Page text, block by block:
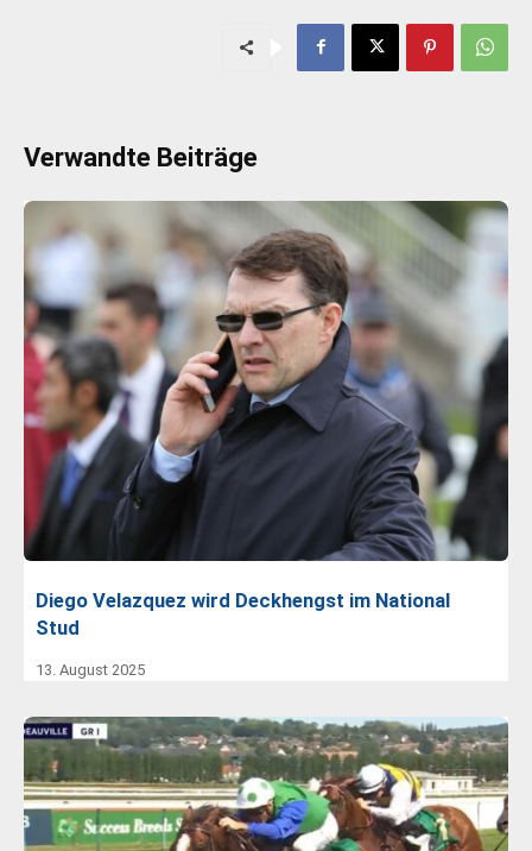
Verwandte Beiträge
Diego Velazquez wird Deckhengst im National
Stud
13. August 2025